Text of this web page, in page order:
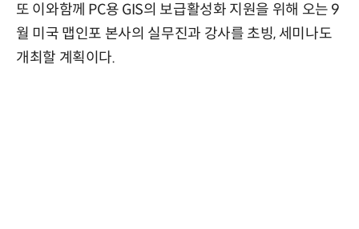
또 이와함께 PC용 GIS의 보급활성화 지원을 위해 오는 9
월 미국 맵인포 본사의 실무진과 강사를 초빙, 세미나도
개최할 계획이다.